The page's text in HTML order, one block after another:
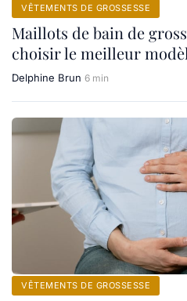
VÊTEMENTS DE GROSSESSE
Maillots de bain de
choisir le meilleur
Delphine Brun 6 min
VÊTEMENTS DE GROSSESSE